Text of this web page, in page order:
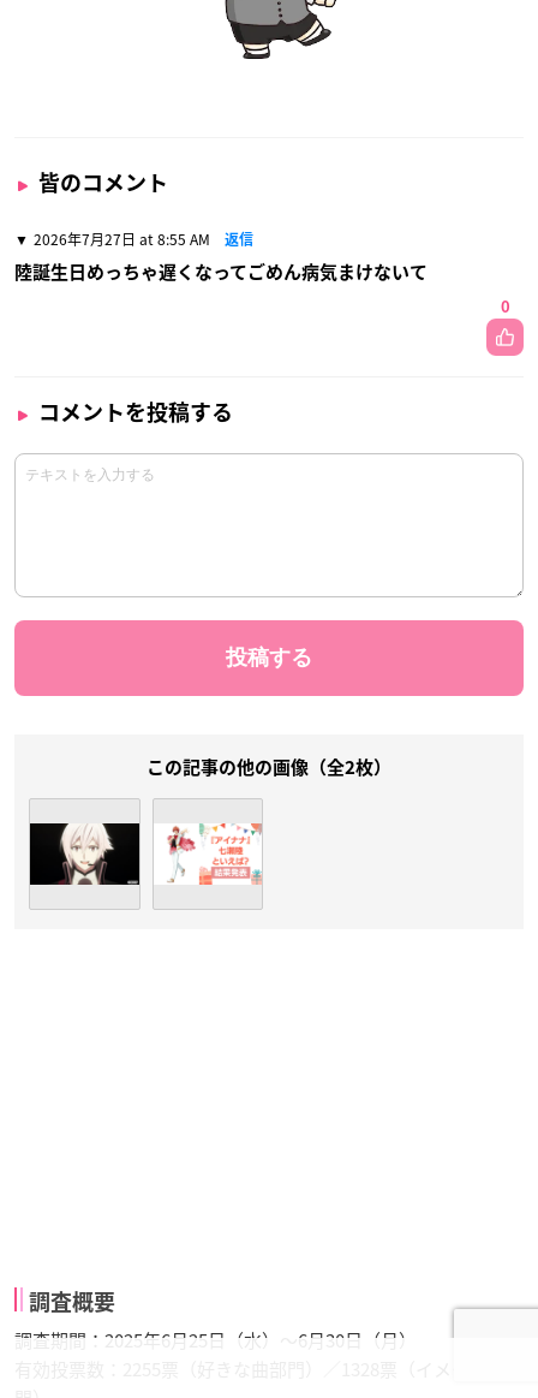
皆のコメント
2026年7月27日 at 8:55 AM 返信
陸誕生日めっちゃ遅くなってごめん病気まけないて
0
コメントを投稿する
この記事の他の画像（全2枚）
調査概要
調査期間：2025年6月25日（水）～6月30日（月）